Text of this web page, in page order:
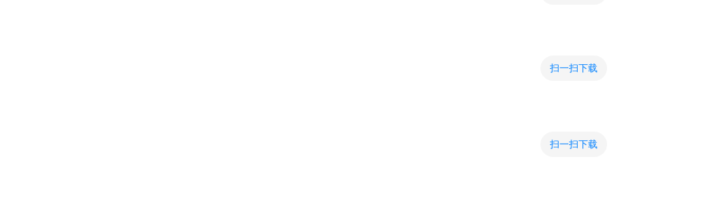
扫一扫下载
扫一扫下载